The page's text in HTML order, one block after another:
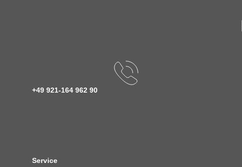
+49 921-164 962 90
Service